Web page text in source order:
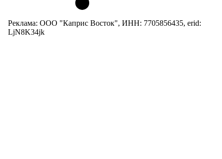
Реклама: ООО "Каприс Восток", ИНН: 7705856435, erid:
LjN8K34jk